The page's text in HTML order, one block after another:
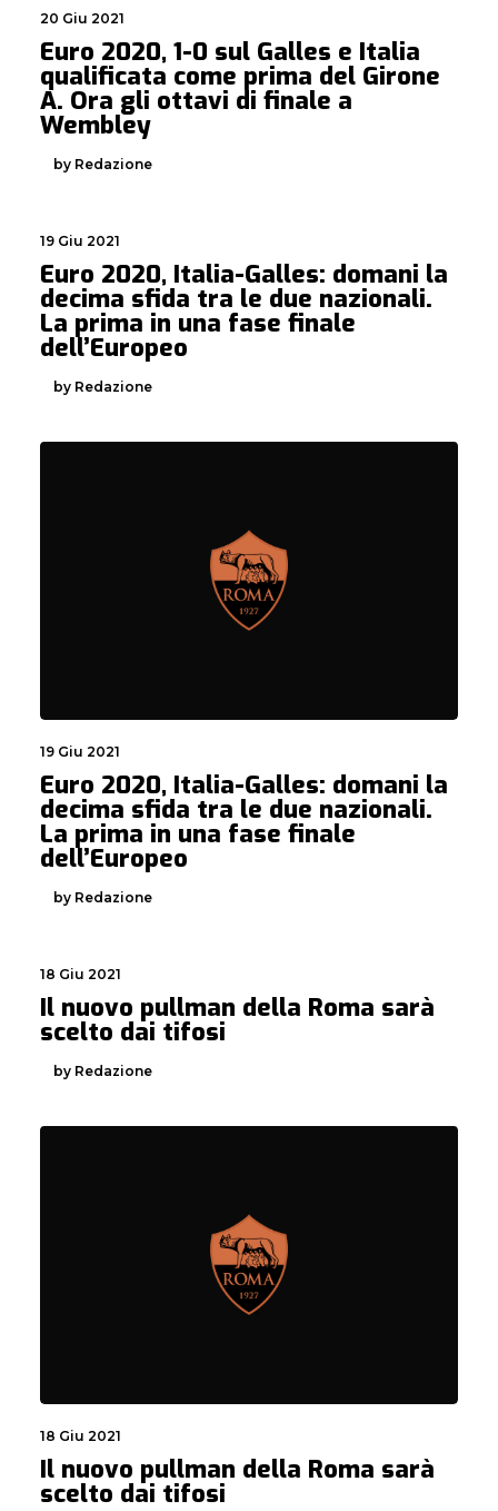
20 Giu 2021
Euro 2020, 1-0 sul Galles e Italia
qualificata come prima del Girone
A. Ora gli ottavi di finale a
Wembley
by Redazione
19 Giu 2021
Euro 2020, Italia-Galles: domani la
decima sfida tra le due nazionali.
La prima in una fase finale
dell’Europeo
by Redazione
19 Giu 2021
Euro 2020, Italia-Galles: domani la
decima sfida tra le due nazionali.
La prima in una fase finale
dell’Europeo
by Redazione
18 Giu 2021
Il nuovo pullman della Roma sarà
scelto dai tifosi
by Redazione
18 Giu 2021
Il nuovo pullman della Roma sarà
scelto dai tifosi